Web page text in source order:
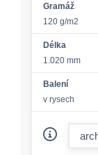
Gramáž
120 g/m2
Délka
1.020 mm
Balení
v rysech